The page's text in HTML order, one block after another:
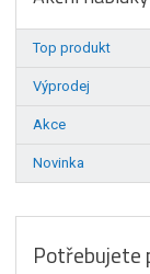
Top produkt
Výprodej
Akce
Novinka
Potřebujete